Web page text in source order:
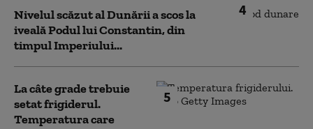
4
Nivelul scăzut al Dunării a scos la
iveală Podul lui Constantin, din
timpul Imperiului...
5
La câte grade trebuie
setat frigiderul.
Temperatura care